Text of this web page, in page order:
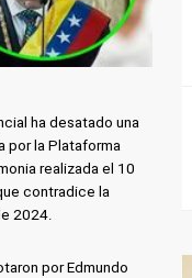
ha desatado una
por la Plataforma
realizada el 10
contradice la
2024.
por Edmundo